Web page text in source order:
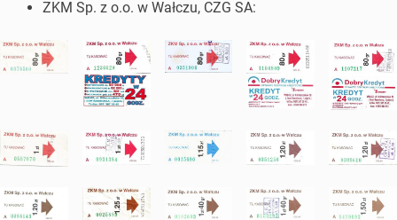
ZKM Sp. z o.o. w Wałczu, CZG SA: